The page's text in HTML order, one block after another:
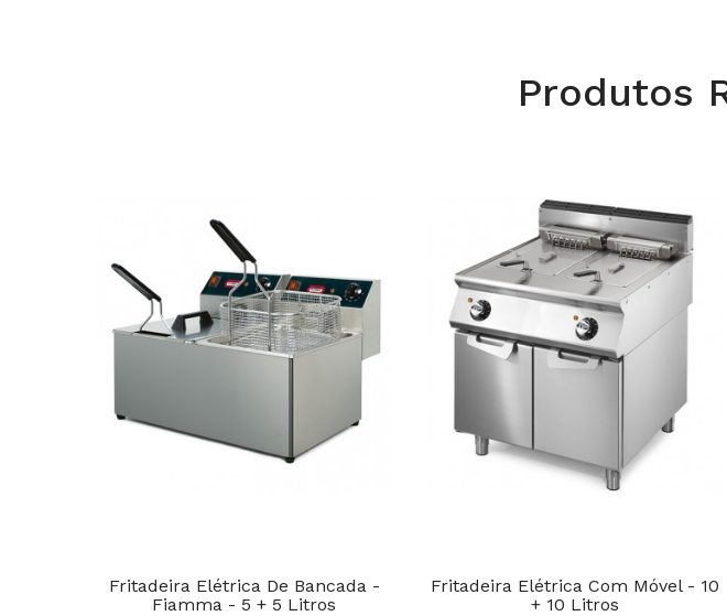
Produtos
Fritadeira Elétrica De Bancada -
Fiamma - 5 + 5 Litros
Fritadeira Elétrica Com Móvel - 10
+ 10 Litros